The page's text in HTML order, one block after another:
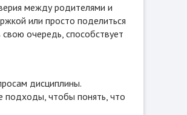
между родителями и
или просто поделиться
очередь, способствует
дисциплины.
подходы, чтобы понять, что